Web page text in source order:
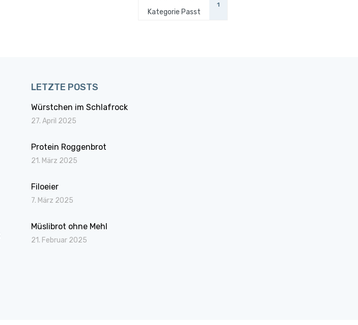
Kategorie Passt
1
LETZTE POSTS
Würstchen im Schlafrock
27. April 2025
Protein Roggenbrot
21. März 2025
Filoeier
7. März 2025
Müslibrot ohne Mehl
21. Februar 2025